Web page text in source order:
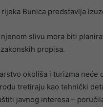
rijeka Bunica predstavlja
njenom slivu mora biti
propisa.
okoliša i turizma
tretiraju kao tehnički
javnog interesa –